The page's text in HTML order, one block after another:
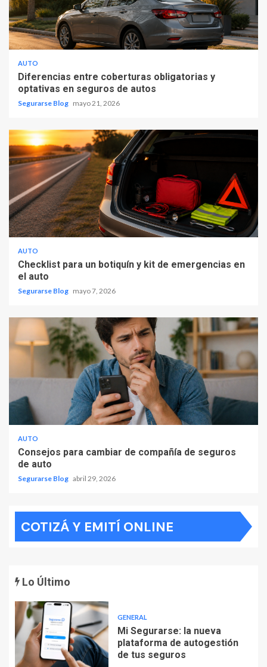
AUTO
Diferencias entre coberturas obligatorias y
optativas en seguros de autos
Segurarse Blog mayo 21, 2026
AUTO
Checklist para un botiquín y kit de emergencias en
el auto
Segurarse Blog mayo 7, 2026
AUTO
Consejos para cambiar de compañía de seguros
de auto
Segurarse Blog abril 29, 2026
COTIZÁ Y EMITÍ ONLINE
Lo Último
GENERAL
Mi Segurarse: la nueva
plataforma de autogestión
de tus seguros